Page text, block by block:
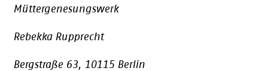
Müttergenesungswerk
Rebekka Rupprecht
Bergstraße 63, 10115 Berlin